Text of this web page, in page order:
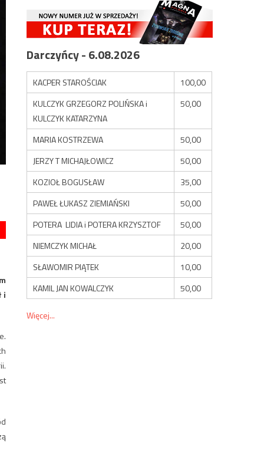
i
Darczyńcy - 6.08.2026
KACPER STAROŚCIAK
100,00
KULCZYK GRZEGORZ POLIŃSKA i
KULCZYK KATARZYNA
50,00
MARIA KOSTRZEWA
50,00
JERZY T MICHAJŁOWICZ
50,00
KOZIOŁ BOGUSŁAW
35,00
PAWEŁ ŁUKASZ ZIEMIAŃSKI
50,00
POTERA LIDIA i POTERA KRZYSZTOF
50,00
NIEMCZYK MICHAŁ
20,00
SŁAWOMIR PIĄTEK
10,00
KAMIL JAN KOWALCZYK
50,00
Więcej...